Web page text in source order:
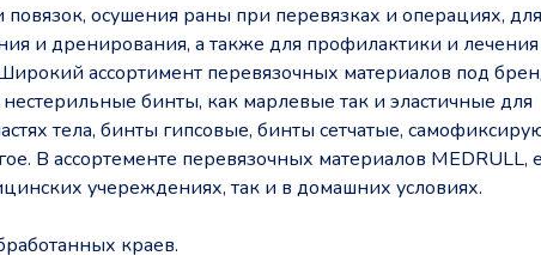
осушения раны при перевязках и операциях, для
и дренирования, а также для профилактики и лечения
ассортимент перевязочных материалов под
бинты, как марлевые так и эластичные для
тела, бинты гипсовые, бинты сетчатые,
В ассортементе перевязочных материалов MEDRULL,
учереждениях, так и в домашних условиях.
краев.